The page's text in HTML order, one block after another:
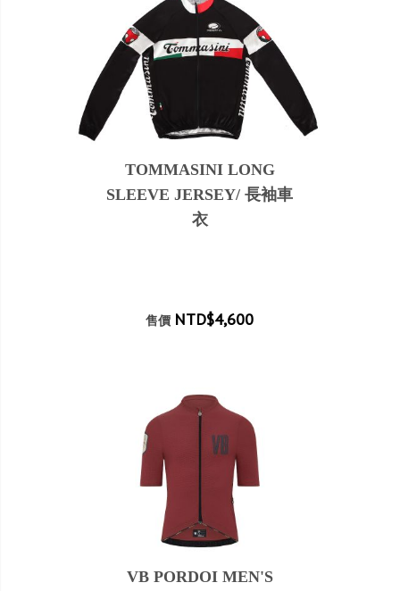
TOMMASINI LONG
SLEEVE JERSEY/ 長袖車
衣
售價 NTD$4,600
VB PORDOI MEN'S